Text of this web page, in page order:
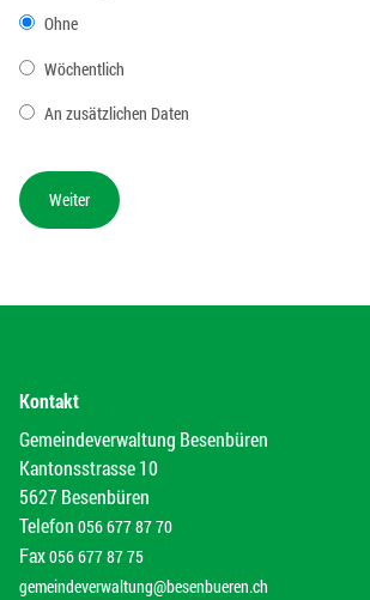
Ohne
Wöchentlich
An zusätzlichen Daten
Kontakt
Gemeindeverwaltung Besenbüren
Kantonsstrasse 10
5627 Besenbüren
Telefon 056 677 87 70
Fax056 677 87 75
gemeindeverwaltung@besenbueren.ch